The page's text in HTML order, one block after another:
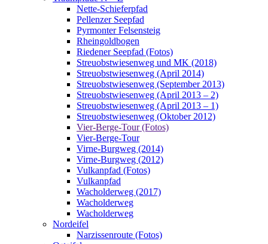
Nette-Schieferpfad
Pellenzer Seepfad
Pyrmonter Felsensteig
Rheingoldbogen
Riedener Seepfad (Fotos)
Streuobstwiesenweg und MK (2018)
Streuobstwiesenweg (April 2014)
Streuobstwiesenweg (September 2013)
Streuobstwiesenweg (April 2013 – 2)
Streuobstwiesenweg (April 2013 – 1)
Streuobstwiesenweg (Oktober 2012)
Vier-Berge-Tour (Fotos)
Vier-Berge-Tour
Virne-Burgweg (2014)
Virne-Burgweg (2012)
Vulkanpfad (Fotos)
Vulkanpfad
Wacholderweg (2017)
Wacholderweg
Wacholderweg
Nordeifel
Narzissenroute (Fotos)